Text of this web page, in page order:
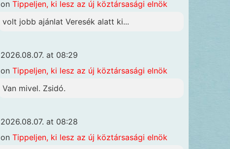
on Tippeljen, ki lesz az új köztársasági elnök
volt jobb ajánlat Veresék alatt ki...
2026.08.07. at 08:29
on Tippeljen, ki lesz az új köztársasági elnök
Van mivel. Zsidó.
2026.08.07. at 08:28
on Tippeljen, ki lesz az új köztársasági elnök